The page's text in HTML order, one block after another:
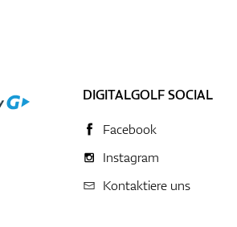
DIGITALGOLF SOCIAL
Facebook
Instagram
Kontaktiere uns